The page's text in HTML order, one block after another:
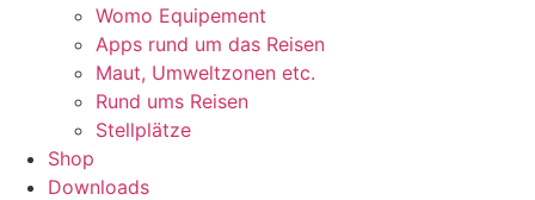
Womo Equipement
Apps rund um das Reisen
Maut, Umweltzonen etc.
Rund ums Reisen
Stellplätze
Shop
Downloads